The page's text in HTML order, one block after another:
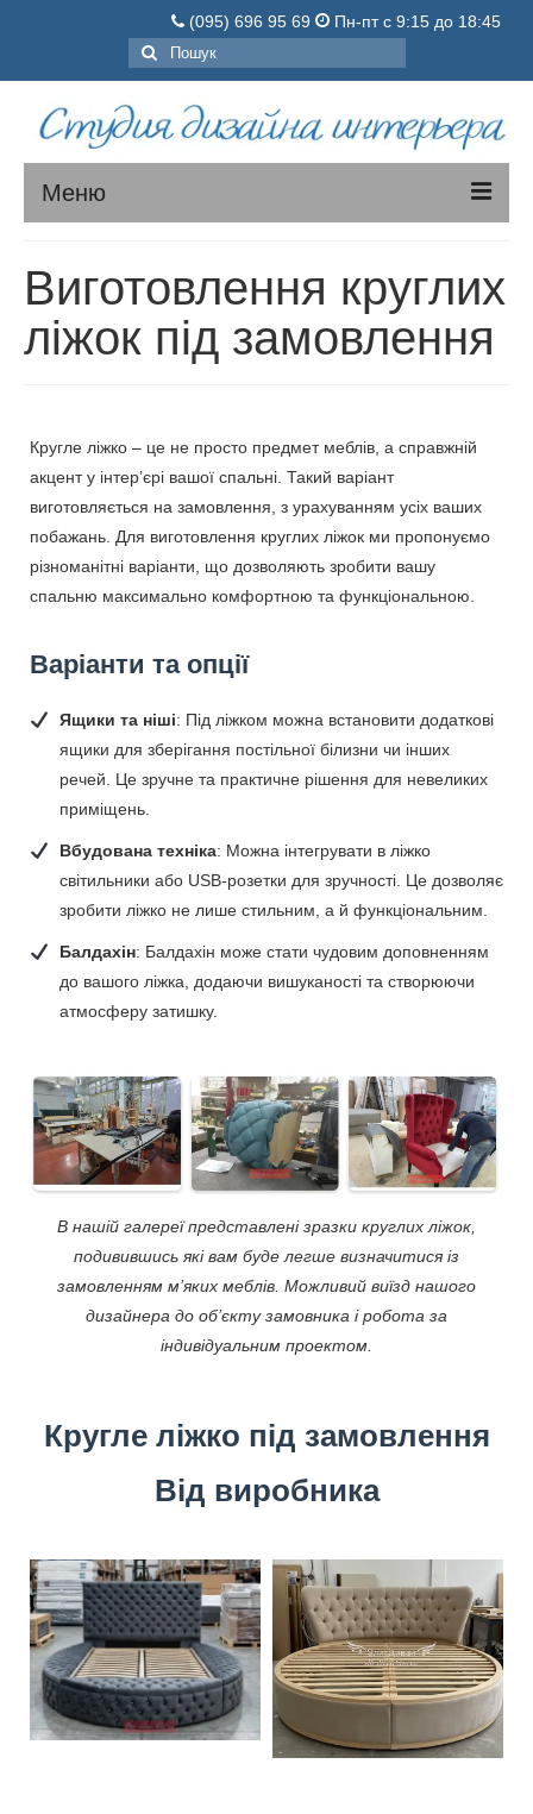
(095) 696 95 69
Пн-пт с 9:15 до 18:45
для:
Меню
КОРПУСНІ МЕБЛІ
Про Нас
Ціни
Запитання-відповіді
UK
Виготовлення круглих
ліжок під замовлення
Кругле ліжко – це не просто предмет меблів, а справжній
акцент у інтер’єрі вашої спальні. Такий варіант
виготовляється на замовлення, з урахуванням усіх ваших
побажань. Для виготовлення круглих ліжок ми пропонуємо
різноманітні варіанти, що дозволяють зробити вашу
спальню максимально комфортною та функціональною.
Варіанти та опції
Ящики та ніші: Під ліжком можна встановити додаткові
ящики для зберігання постільної білизни чи інших
речей. Це зручне та практичне рішення для невеликих
приміщень.
Вбудована техніка: Можна інтегрувати в ліжко
світильники або USB-розетки для зручності. Це дозволяє
зробити ліжко не лише стильним, а й функціональним.
Балдахін: Балдахін може стати чудовим доповненням
до вашого ліжка, додаючи вишуканості та створюючи
атмосферу затишку.
В нашій галереї представлені зразки круглих ліжок,
подивившись які вам буде легше визначитися із
замовленням м’яких меблів. Можливий виїзд нашого
дизайнера до об’єкту замовника і робота за
індивідуальним проектом.
Кругле ліжко під замовлення
Від виробника